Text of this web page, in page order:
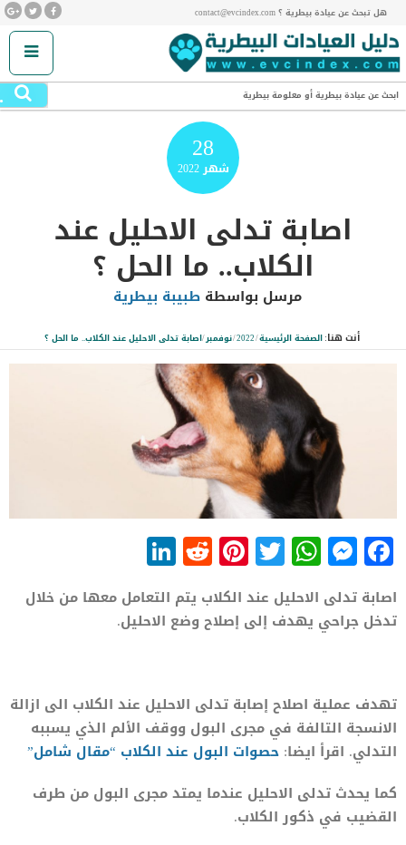
هل تبحث عن عيادة بيطرية ؟ contact@evcindex.com
ابحث عن عيادة بيطرية أو معلومة بيطرية
28
شهر2022
اصابة تدلى الاحليل عند
الكلاب.. ما الحل ؟
مرسل بواسطة طبيبة بيطرية
أنت هنا:الصفحة الرئيسية/
2022
/نوفمبر/اصابة تدلى الاحليل عند الكلاب.. ما الحل ؟
Facebook
Messenger
WhatsApp
Twitter
Pinterest
Reddit
اصابة تدلى الاحليل عند الكلاب يتم التعامل معها من خلال
تدخل جراحي يهدف إلى إصلاح وضع الاحليل.
تهدف عملية اصلاح إصابة تدلى الاحليل عند الكلاب الى ازالة
الانسجة التالفة في مجرى البول ووقف الألم الذي يسببه
التدلي. اقرأ ايضا: حصوات البول عند الكلاب “مقال شامل”
كما يحدث تدلى الاحليل عندما يمتد مجرى البول من طرف
القضيب في ذكور الكلاب.